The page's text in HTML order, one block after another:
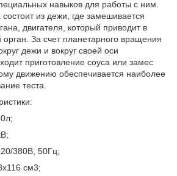
навыков для работы с ним.
из дежи, где замешивается
двигателя, который приводит в
За счет планетарного вращения
дежи и вокруг своей оси
приготовление соуса или замес
движению обеспечивается наиболее
теста.
380В, 50Гц;
см3;